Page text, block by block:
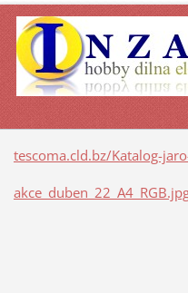
tescoma.cld.bz/Katalog-